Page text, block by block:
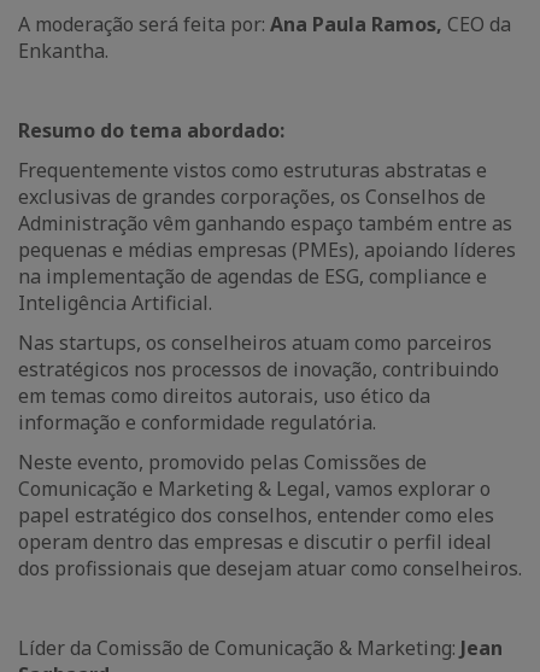
A moderação será feita por: Ana Paula Ramos, CEO da
Enkantha.
Resumo do tema abordado:
Frequentemente vistos como estruturas abstratas e
exclusivas de grandes corporações, os Conselhos de
Administração vêm ganhando espaço também entre as
pequenas e médias empresas (PMEs), apoiando líderes
na implementação de agendas de ESG, compliance e
Inteligência Artificial.
Nas startups, os conselheiros atuam como parceiros
estratégicos nos processos de inovação, contribuindo
em temas como direitos autorais, uso ético da
informação e conformidade regulatória.
Neste evento, promovido pelas Comissões de
Comunicação e Marketing & Legal, vamos explorar o
papel estratégico dos conselhos, entender como eles
operam dentro das empresas e discutir o perfil ideal
dos profissionais que desejam atuar como conselheiros.
Líder da Comissão de Comunicação & Marketing: Jean